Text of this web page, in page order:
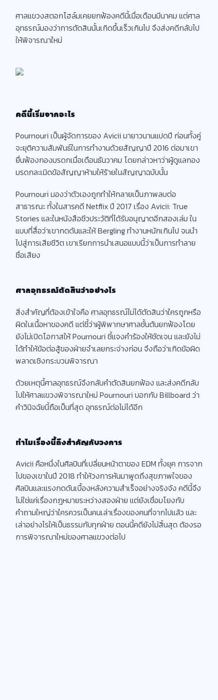
ศาลแขวงสตอกโฮล์มเคยยกฟ้องคดีนี้เมื่อเดือนมีนาคม แต่ศาล
อุทธรณ์มองว่าการตัดสินนั้นเกิดขึ้นเร็วเกินไป จึงส่งคดีกลับไป
ให้พิจารณาใหม่
คดีนี้เริ่มจากอะไร
Pournouri เป็นผู้จัดการของ Avicii มายาวนานแปดปี ก่อนทั้งคู่
จะยุติความสัมพันธ์ในการทำงานด้วยสัญญาปี 2016 ต่อมาเขา
ยื่นฟ้องกองมรดกเมื่อเดือนธันวาคม โดยกล่าวหาว่าผู้ดูแลกอง
มรดกละเมิดข้อสัญญาห้ามให้ร้ายในสัญญาฉบับนั้น
Pournouri มองว่าตัวเองถูกทำให้กลายเป็นภาพลบต่อ
สาธารณะ ทั้งในสารคดี Netflix ปี 2017 เรื่อง Avicii: True
Stories และในหนังสือชีวประวัติที่ได้รับอนุญาตอีกสองเล่ม ใน
แบบที่สื่อว่าเขากดดันและให้ Bergling ทำงานหนักเกินไป จนนำ
ไปสู่การเสียชีวิต เขาเรียกการนำเสนอแบบนี้ว่าเป็นการทำลาย
ชื่อเสียง
ศาลอุทธรณ์ตัดสินว่าอย่างไร
สิ่งสำคัญที่ต้องเข้าใจคือ ศาลอุทธรณ์ไม่ได้ตัดสินว่าใครถูกหรือ
ผิดในเนื้อหาของคดี แต่ชี้ว่าผู้พิพากษาศาลชั้นต้นยกฟ้องโดย
ยังไม่เปิดโอกาสให้ Pournouri ชี้แจงคำร้องให้ชัดเจน และยังไม่
ได้ทำให้ข้อต่อสู้ของฝ่ายจำเลยกระจ่างก่อน จึงถือว่าเกิดข้อผิด
พลาดเชิงกระบวนพิจารณา
ด้วยเหตุนี้ศาลอุทธรณ์จึงกลับคำตัดสินยกฟ้อง และส่งคดีกลับ
ไปให้ศาลแขวงพิจารณาใหม่ Pournouri บอกกับ Billboard ว่า
คำวินิจฉัยนี้ถือเป็นที่สุด อุทธรณ์ต่อไม่ได้อีก
ทำไมเรื่องนี้ถึงสำคัญกับวงการ
Avicii คือหนึ่งในศิลปินที่เปลี่ยนหน้าตาของ EDM ทั้งยุค การจาก
ไปของเขาในปี 2018 ทำให้วงการหันมาพูดถึงสุขภาพใจของ
ศิลปินและแรงกดดันเบื้องหลังความสำเร็จอย่างจริงจัง คดีนี้จึง
ไม่ใช่แค่เรื่องกฎหมายระหว่างสองฝ่าย แต่ยังเชื่อมโยงกับ
คำถามใหญ่ว่าใครควรเป็นคนเล่าเรื่องของคนที่จากไปแล้ว และ
เล่าอย่างไรให้เป็นธรรมกับทุกฝ่าย ตอนนี้คดียังไม่สิ้นสุด ต้องรอ
การพิจารณาใหม่ของศาลแขวงต่อไป